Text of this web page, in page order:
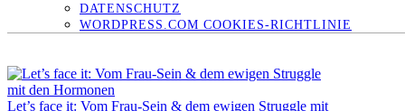
DATENSCHUTZ
WORDPRESS.COM COOKIES-RICHTLINIE
Let’s face it: Vom Frau-Sein & dem ewigen Struggle mit